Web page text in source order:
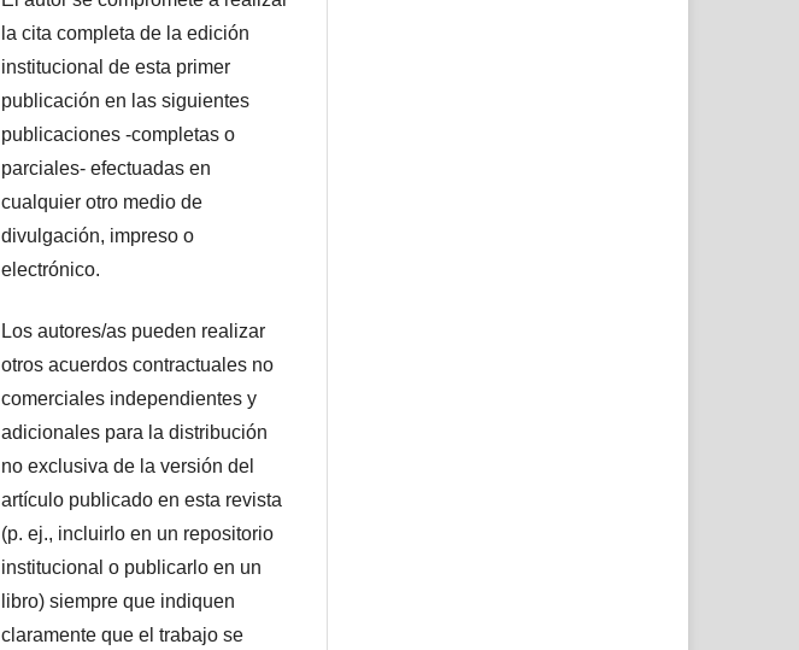
la cita completa de la edición
institucional de esta primer
publicación en las siguientes
publicaciones -completas o
parciales- efectuadas en
cualquier otro medio de
divulgación, impreso o
electrónico.
Los autores/as pueden realizar
otros acuerdos contractuales no
comerciales independientes y
adicionales para la distribución
no exclusiva de la versión del
artículo publicado en esta revista
(p. ej., incluirlo en un repositorio
institucional o publicarlo en un
libro) siempre que indiquen
claramente que el trabajo se